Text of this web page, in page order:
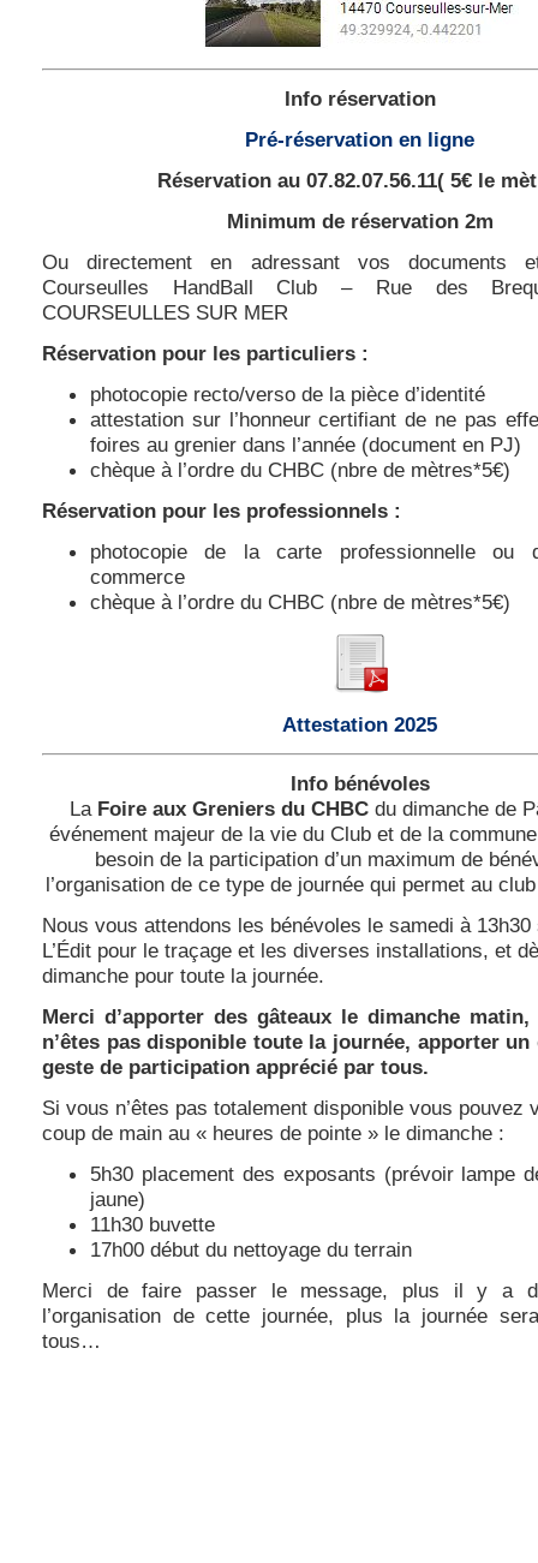
Info réservation
Pré-réservation en ligne
Réservation au 07.82.07.56.11( 5€ le
Minimum de réservation 2m
Ou directement en adressant vos documents
Courseulles HandBall Club – Rue des
COURSEULLES SUR MER
Réservation pour les particuliers :
photocopie recto/verso de la pièce d’identité
attestation sur l’honneur certifiant de ne pas
foires au grenier dans l’année (document en PJ)
chèque à l’ordre du CHBC (nbre de mètres*5€)
Réservation pour les professionnels :
photocopie de la carte professionnelle ou
commerce
chèque à l’ordre du CHBC (nbre de mètres*5€)
Attestation 2025
Info bénévoles
La Foire aux Greniers du CHBC du dimanche de
événement majeur de la vie du Club et de la
besoin de la participation d’un maximum de
l’organisation de ce type de journée qui permet au
Nous vous attendons les bénévoles le samedi à
L’Édit pour le traçage et les diverses installations, et
dimanche pour toute la journée.
Merci d’apporter des gâteaux le dimanche
n’êtes pas disponible toute la journée, apporter un
geste de participation apprécié par tous.
Si vous n’êtes pas totalement disponible vous pouvez
coup de main au « heures de pointe » le dimanche :
5h30 placement des exposants (prévoir lampe
jaune)
11h30 buvette
17h00 début du nettoyage du terrain
Merci de faire passer le message, plus il y a
l’organisation de cette journée, plus la journée
tous…